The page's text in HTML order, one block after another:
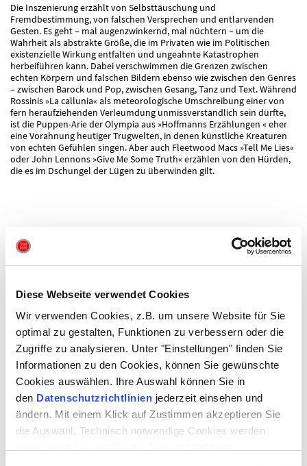
Diese Webseite verwendet Cookies
Wir verwenden Cookies, z.B. um unsere Website für Sie
optimal zu gestalten, Funktionen zu verbessern oder die
Zugriffe zu analysieren. Unter "Einstellungen" finden Sie
Informationen zu den Cookies, können Sie gewünschte
Cookies auswählen. Ihre Auswahl können Sie in
den Datenschutzrichtlinien jederzeit einsehen und
ändern. Mit einem Klick auf Zustimmen akzeptieren Sie
die Auswahl. Technisch notwendige Cookies werden
Die Inszenierung erzählt von Selbsttäuschung und
Fremdbestimmung, von falschen Versprechen und entlarvenden
Gesten. Es geht – mal augenzwinkernd, mal nüchtern – um die
Wahrheit als abstrakte Größe, die im Privaten wie im Politischen
existenzielle Wirkung entfalten und ungeahnte Katastrophen
herbeiführen kann. Dabei verschwimmen die Grenzen zwischen
echten Körpern und falschen Bildern ebenso wie zwischen den Genres
– zwischen Barock und Pop, zwischen Gesang, Tanz und Text. Während
Rossinis »La callunia« als meteorologische Umschreibung einer von
fern heraufziehenden Verleumdung unmissverständlich sein dürfte,
ist die Puppen-Arie der Olympia aus »Hoffmanns Erzählungen « eher
eine Vorahnung heutiger Trugwelten, in denen künstliche Kreaturen
von echten Gefühlen singen. Aber auch Fleetwood Macs »Tell Me Lies«
oder John Lennons »Give Me Some Truth« erzählen von den Hürden,
die es im Dschungel der Lügen zu überwinden gilt.
Bitte akzeptieren Sie alle Cookies, um dieses Video anzusehen.
DAUER
ca. 1 Stunde 40 Minuten | inkl. Pause